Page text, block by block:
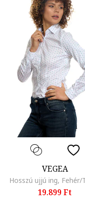
VEGEA
Hosszú ujjú ing, Fehér/
19.899 Ft